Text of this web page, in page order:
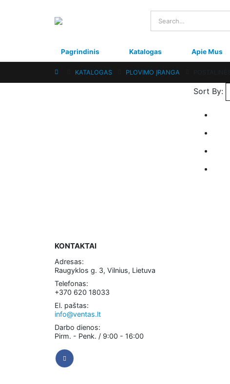
Pagrindinis Katalogas Apie Mus
KATALOGAS PLOVIMO ĮRANGA
Sort By:
KONTAKTAI
Adresas:
Raugyklos g. 3, Vilnius, Lietuva
Telefonas:
+370 620 18033
El. paštas:
info@ventas.lt
Darbo dienos:
Pirm. - Penk. / 9:00 - 16:00